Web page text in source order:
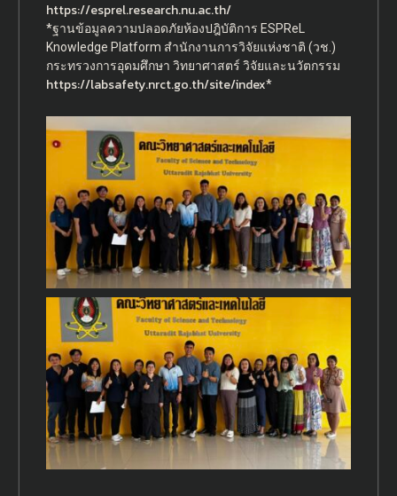
https://esprel.research.nu.ac.th/
*ฐานข้อมูลความปลอดภัยห้องปฎิบัติการ ESPReL
Knowledge Platform สำนักงานการวิจัยแห่งชาติ (วช.)
กระทรวงการอุดมศึกษา วิทยาศาสตร์ วิจัยและนวัตกรรม
https://labsafety.nrct.go.th/site/index*